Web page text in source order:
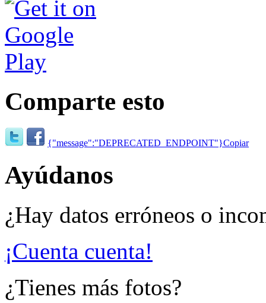
Comparte esto
{"message":"DEPRECATED_ENDPOINT"}Copiar
Ayúdanos
¿Hay datos erróneos o
¡Cuenta cuenta!
¿Tienes más fotos?